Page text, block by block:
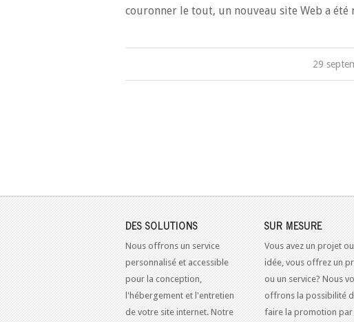
couronner le tout, un nouveau site Web a
29
DES SOLUTIONS
Nous offrons un service
personnalisé et accessible
pour la conception,
l'hébergement et l'entretien
de votre site internet. Notre
SUR MESURE
Vous avez un projet
idée, vous offrez un
ou un service? Nous
offrons la possibilité
faire la promotion par